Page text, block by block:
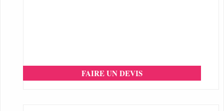
FAIRE UN DEVIS